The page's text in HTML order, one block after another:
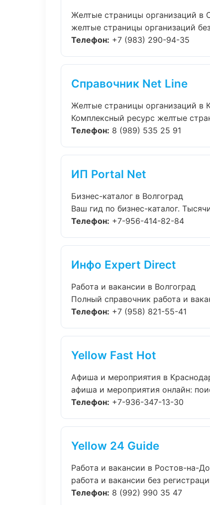
Желтые страницы организаций в
желтые страницы организаций
Телефон: +7 (983) 290-94-35
Справочник Net Line
Желтые страницы организаций в
Комплексный ресурс желтые
Телефон: 8 (989) 535 25 91
ИП Portal Net
Бизнес-каталог в Волгоград
Ваш гид по бизнес-каталог.
Телефон: +7-956-414-82-84
Инфо Expert Direct
Работа и вакансии в Волгоград
Полный справочник работа и
Телефон: +7 (958) 821-55-41
Yellow Fast Hot
Афиша и мероприятия в
афиша и мероприятия онлайн:
Телефон: +7-936-347-13-30
Yellow 24 Guide
Работа и вакансии в Ростов-на-
работа и вакансии без
Телефон: 8 (992) 990 35 47